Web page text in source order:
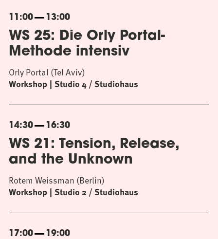
11:00 13:00
WS 25: Die Orly Portal-
Methode intensiv
Workshop Studio 4 / Studiohaus
Orly Portal (Tel Aviv)
14:30 16:30
WS 21: Tension, Release,
and the Unknown
Workshop Studio 2 / Studiohaus
Rotem Weissman (Berlin)
17:00 19:00